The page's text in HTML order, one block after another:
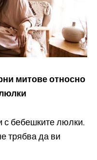
митове относно
с бебешките люлки.
трябва да ви